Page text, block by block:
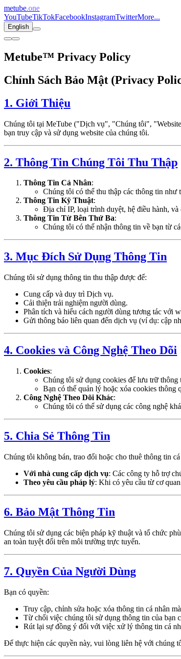
metube.one
YouTubeTikTokFacebookInstagramTwitterMore...
English
Metube™ Privacy Policy
Chính Sách Bảo Mật (Privacy
1. Giới Thiệu
Chúng tôi tại MeTube ("Dịch vụ", "Chúng tôi",
bạn truy cập và sử dụng website của chúng tôi.
2. Thông Tin Chúng Tôi Thu Thập
Thông Tin Cá Nhân:
Chúng tôi có thể thu thập các thông tin
Thông Tin Kỹ Thuật:
Địa chỉ IP, loại trình duyệt, hệ điều hành,
Thông Tin Từ Bên Thứ Ba:
Chúng tôi có thể nhận thông tin về bạn từ
3. Mục Đích Sử Dụng Thông Tin
Chúng tôi sử dụng thông tin thu thập được để:
Cung cấp và duy trì Dịch vụ.
Cải thiện trải nghiệm người dùng.
Phân tích và hiểu cách người dùng tương tác với
Gửi thông báo liên quan đến dịch vụ (ví dụ: cập
4. Cookies và Công Nghệ Theo Dõi
Cookies:
Chúng tôi sử dụng cookies để lưu trữ thông
Bạn có thể quản lý hoặc xóa cookies thông
Công Nghệ Theo Dõi Khác:
Chúng tôi có thể sử dụng các công nghệ
5. Chia Sẻ Thông Tin
Chúng tôi không bán, trao đổi hoặc cho thuê thông tin
Với nhà cung cấp dịch vụ: Các công ty hỗ trợ
Theo yêu cầu pháp lý: Khi có yêu cầu từ cơ
6. Bảo Mật Thông Tin
Chúng tôi sử dụng các biện pháp kỹ thuật và tổ chức
an toàn tuyệt đối trên môi trường trực tuyến.
7. Quyền Của Người Dùng
Bạn có quyền:
Truy cập, chỉnh sửa hoặc xóa thông tin cá nhân
Từ chối việc chúng tôi sử dụng thông tin của bạn
Rút lại sự đồng ý đối với việc xử lý thông tin cá
Để thực hiện các quyền này, vui lòng liên hệ với chúng